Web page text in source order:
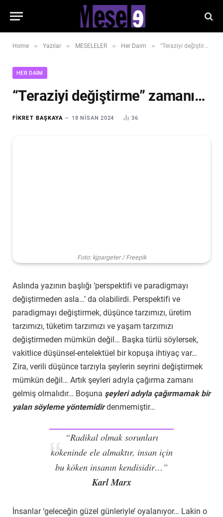
Home » Yazılar » MESELELER » Her Daim » “Teraziyi değiştirme” zamanı…
HER DAIM
“Teraziyi değiştirme” zamanı…
FIKRET BAŞKAYA 18 NISAN 2024 36
Foto: kjpargeter / Freepik
Aslında yazının başlığı ‘perspektifi ve paradigmayı
değiştirmeden asla…’ da olabilirdi. Perspektifi ve
paradigmayı değiştirmek, düşünce tarzımızı, üretim
tarzımızı, tüketim tarzımızı ve yaşam tarzımızı
değiştirmeden mümkün değil… Başka türlü söylersek,
vakitlice düşünsel-entelektüel bir kopuşa ihtiyaç var…
Zira, verili düşünce tarzıyla şeylerin seyrini değiştirmek
mümkün değil… Artık şeyleri adıyla çağırma zamanı
gelmiş olmalıdır… Boşuna şeyleri adıyla çağırmamak bir
yalan söyleme yöntemidirdenmemiştir…
“Radikal olmak sorunları
kökeninde ele almaktır, insan için
bu köken insanın kendisidir…”
Karl Marx
İnsanlar ‘geleceğin güzel günleriyle’ oyalanıyor… Lakin o